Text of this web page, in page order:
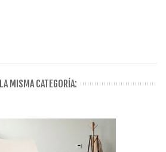
MISMA CATEGORÍA: